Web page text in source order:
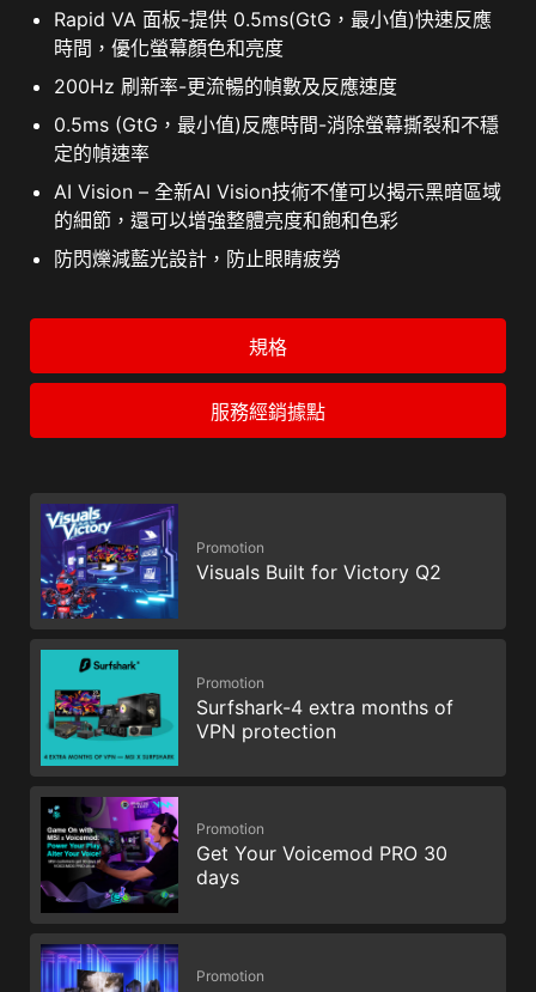
Rapid VA 面板-提供 0.5ms(GtG，最小值)快速反應
時間，優化螢幕顏色和亮度
200Hz 刷新率-更流暢的幀數及反應速度
0.5ms (GtG，最小值)反應時間-消除螢幕撕裂和不穩
定的幀速率
AI Vision – 全新AI Vision技術不僅可以揭示黑暗區域
的細節，還可以增強整體亮度和飽和色彩
防閃爍減藍光設計，防止眼睛疲勞
規格
服務經銷據點
Promotion
Visuals Built for Victory Q2
Promotion
Surfshark-4 extra months of
VPN protection
Promotion
Get Your Voicemod PRO 30
days
Promotion